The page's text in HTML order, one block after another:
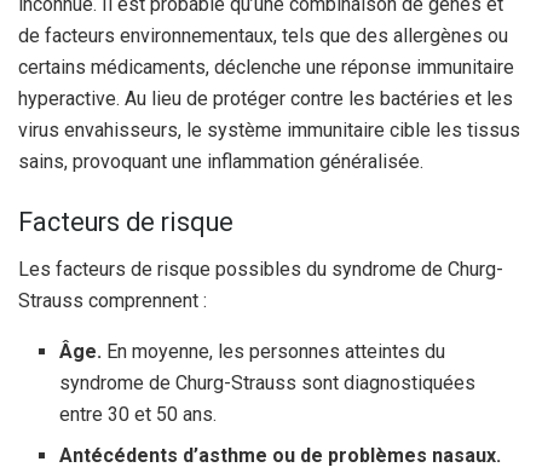
inconnue. Il est probable qu’une combinaison de gènes et
de facteurs environnementaux, tels que des allergènes ou
certains médicaments, déclenche une réponse immunitaire
hyperactive. Au lieu de protéger contre les bactéries et les
virus envahisseurs, le système immunitaire cible les tissus
sains, provoquant une inflammation généralisée.
Facteurs de risque
Les facteurs de risque possibles du syndrome de Churg-
Strauss comprennent :
Âge. En moyenne, les personnes atteintes du
syndrome de Churg-Strauss sont diagnostiquées
entre 30 et 50 ans.
Antécédents d’asthme ou de problèmes nasaux.